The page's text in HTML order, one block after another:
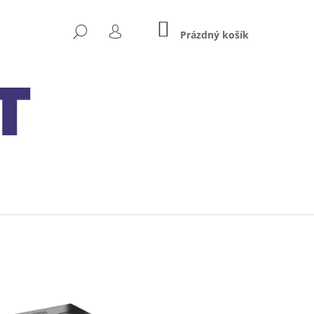
HLEDAT
PŘIHLÁŠENÍ
NÁKUPNÍ
KOŠÍK
Prázdný košík
MXS 5.0 TEST&CHARGE